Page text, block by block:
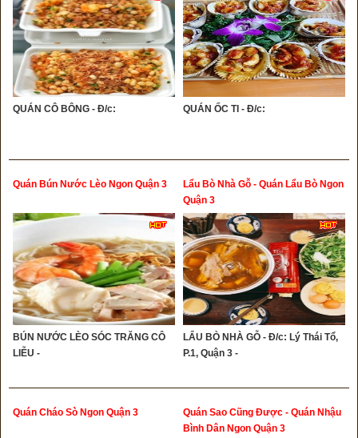
QUÁN CÔ BÔNG - Đ/c: QUÁN ỐC TI - Đ/c:
Quán Bún Nước Lèo Ngon Quận 3
BÚN NƯỚC LÈO SÓC TRĂNG CÔ
LIỄU -
Lẩu Bò Nhà Gỗ - Quán Lẩu Bò Ngon
Quận 3
LẨU BÒ NHÀ GỖ - Đ/c: Lý Thái Tổ,
P.1, Quận 3 -
Quán Cháo Sò Ngon Quận 3
Quán Sao Cũng Được - Quán Nhậu
Bình Dân Ngon Quận 3